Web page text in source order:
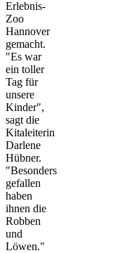
Erlebnis-
Zoo
Hannover
gemacht.
"Es war
ein toller
Tag für
unsere
Kinder",
sagt die
Kitaleiterin
Darlene
Hübner.
"Besonders
gefallen
haben
ihnen die
Robben
und
Löwen."